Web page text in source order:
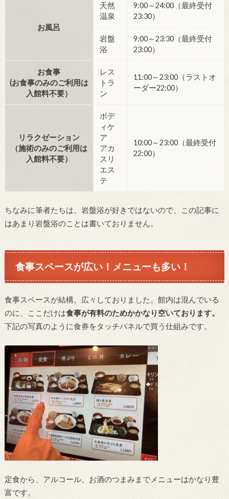
お風呂
天然
温泉
9:00～24:00（最終受付
23:30）
岩盤
浴
9:00～23:30（最終受付
23:00）
お食事
(お食事のみのご利用は
入館料不要）
レス
トラ
ン
11:00～23:00（ラストオ
ーダー22:00）
リラクゼーション
（施術のみのご利用は
入館料不要）
ボデ
ィケ
ア
アカ
スリ
エス
テ
10:00～23:00（最終受付
22:00）
ちなみに筆者たちは、岩盤浴が好きではないので、この記事に
はあまり岩盤浴のことは書いておりません。
食事スペースが広い！メニューも多い！
食事スペースが結構、広々しておりました。館内は混んでいる
のに、ここだけは食事が有料のためかかなり空いております。
下記の写真のように食券をタッチパネルで買う仕組みです。
定食から、アルコール、お酒のつまみまでメニューはかなり豊
富です。